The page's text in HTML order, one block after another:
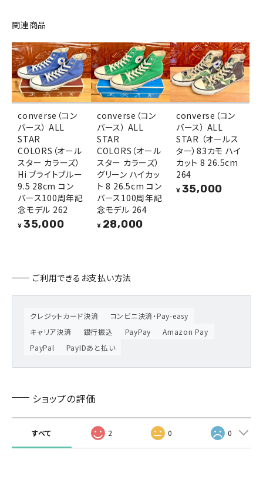
関連商品
converse（コン
バース） ALL
STAR
COLORS（オール
スター カラーズ）
Hi ブライトブルー
9.5 28cm コン
バース100周年記
念モデル 262
¥ 35,000
converse（コン
バース） ALL
STAR
COLORS（オール
スター カラーズ）
グリーン ハイカッ
ト 8 26.5cm コン
バース100周年記
念モデル 264
¥ 28,000
converse（コン
バース） ALL
STAR （オールス
ター）83カモ ハイ
カット 8 26.5cm
264
¥ 35,000
ご利用できるお支払い方法
クレジットカード決済
コンビニ決済・Pay-easy
キャリア決済
銀行振込 PayPay
Amazon Pay
PayPal
PayIDあと払い
ショップの評価
すべて 2 0 0